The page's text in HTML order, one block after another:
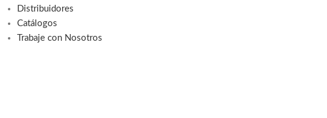
Distribuidores
Catálogos
Trabaje con Nosotros